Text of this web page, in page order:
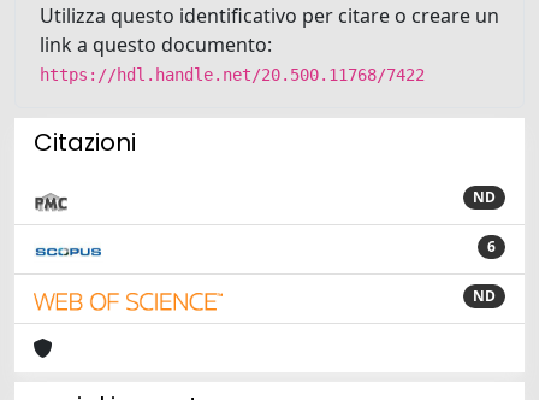
Utilizza questo identificativo per citare o creare un
link a questo documento:
https://hdl.handle.net/20.500.11768/7422
Citazioni
ND
6
ND